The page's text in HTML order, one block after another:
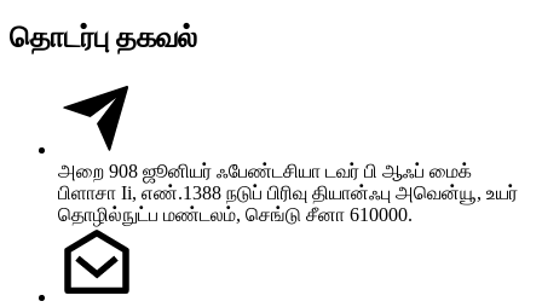
தொடர்பு தகவல்
அறை 908 ஜூனியர் ஃபேண்டசியா டவர் பி ஆஃப் மைக்
பிளாசா Ii, எண்.1388 நடுப் பிரிவு தியான்ஃபு அவென்யூ, உயர்
தொழில்நுட்ப மண்டலம், செங்டு சீனா 610000.